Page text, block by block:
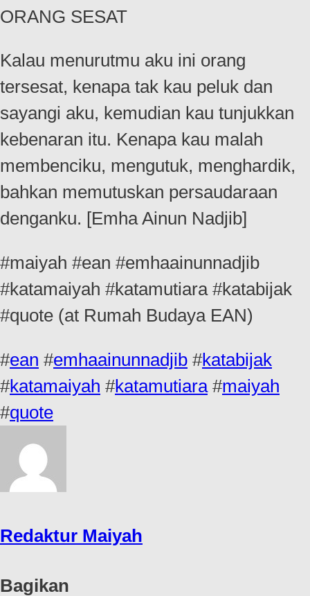
ORANG SESAT
Kalau menurutmu aku ini orang
tersesat, kenapa tak kau peluk dan
sayangi aku, kemudian kau tunjukkan
kebenaran itu. Kenapa kau malah
membenciku, mengutuk, menghardik,
bahkan memutuskan persaudaraan
denganku. [Emha Ainun Nadjib]
#maiyah #ean #emhaainunnadjib
#katamaiyah #katamutiara #katabijak
#quote (at Rumah Budaya EAN)
#ean #emhaainunnadjib #katabijak
#katamaiyah #katamutiara #maiyah
#quote
Redaktur Maiyah
Bagikan